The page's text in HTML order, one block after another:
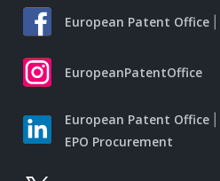
European Patent Office
EuropeanPatentOffice
European Patent Office
EPO Procurement